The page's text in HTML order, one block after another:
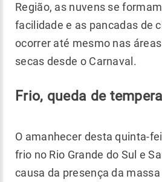
Região, as nuvens se
facilidade e as pancadas de
ocorrer até mesmo nas
secas desde o Carnaval.
Frio, queda de
O amanhecer desta quinta-
frio no Rio Grande do Sul e
causa da presença da